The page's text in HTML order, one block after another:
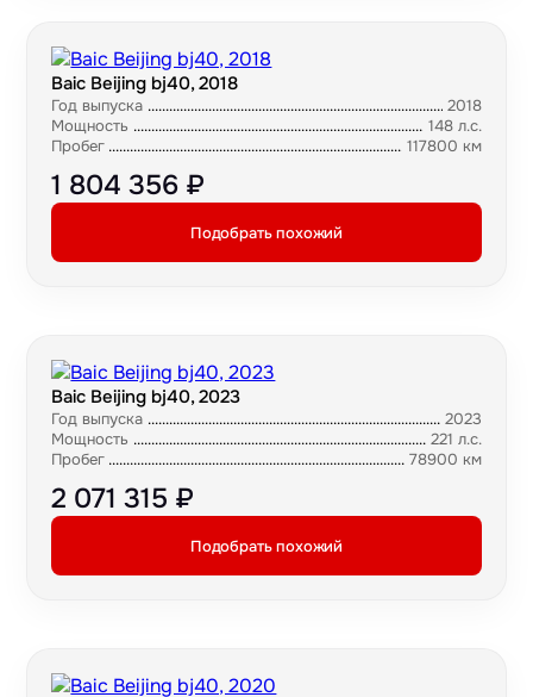
Baic Beijing bj40, 2018
Год выпуска
2018
Мощность
148 л.с.
Пробег
117800 км
1 804 356 ₽
Подобрать похожий
Baic Beijing bj40, 2023
Год выпуска
2023
Мощность
221 л.с.
Пробег
78900 км
2 071 315 ₽
Подобрать похожий